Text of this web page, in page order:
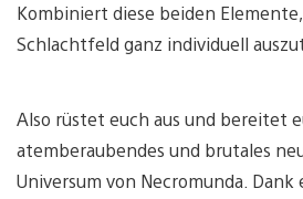
Kombiniert diese beiden
Schlachtfeld ganz individuell
Also rüstet euch aus und bereitet
atemberaubendes und brutales
Universum von Necromunda. Dank